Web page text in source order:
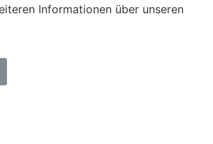
Informationen über unseren